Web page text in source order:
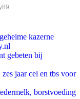
kazerne
gebeten bij
jaar cel en tbs voor
borstvoeding